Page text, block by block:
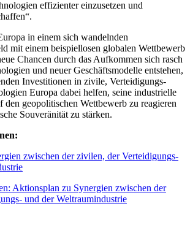
effizienter einzusetzen und
in einem sich wandelnden
mit einem beispiellosen globalen Wettbewerb
Chancen durch das Aufkommen sich rasch
und neuer Geschäftsmodelle entstehen,
Investitionen in zivile, Verteidigungs-
Europa dabei helfen, seine industrielle
den geopolitischen Wettbewerb zu reagieren
Souveränität zu stärken.
zwischen der zivilen, der Verteidigungs-
Aktionsplan zu Synergien zwischen der
und der Weltraumindustrie